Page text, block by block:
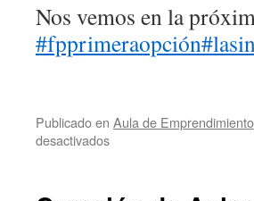
Nos vemos en la
#fpprimeraopción
Publicado en Aula de Emprendimiento
desactivadosen